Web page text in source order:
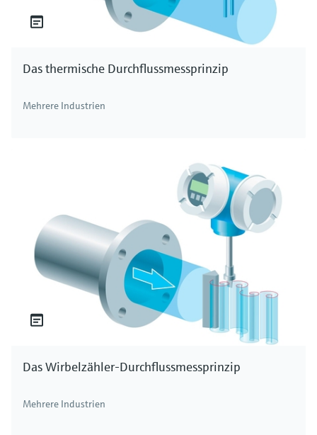
Das thermische Durchflussmessprinzip
Mehrere Industrien
Das Wirbelzähler-Durchflussmessprinzip
Mehrere Industrien